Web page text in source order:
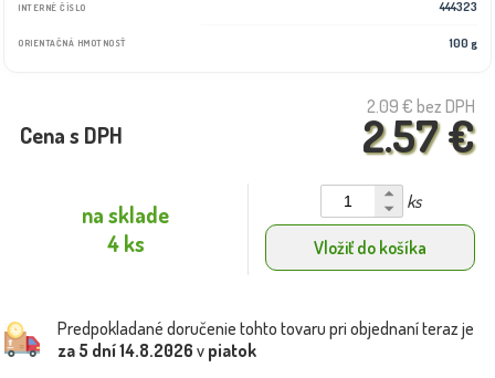
INTERNÉ ČÍSLO 444323
ORIENTAČNÁ HMOTNOSŤ 100 g
2.09 € bez DPH
2.57 €
Cena s DPH
na sklade
4 ks
ks
Vložiť do košíka
Predpokladané doručenie tohto tovaru pri objednaní teraz je
za 5 dní14.8.2026 v piatok